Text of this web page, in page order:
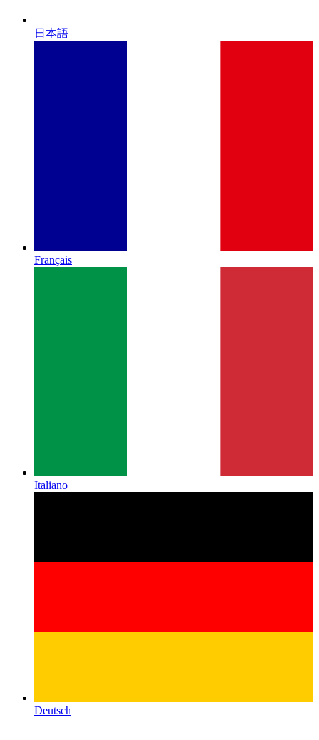
日本語
Français
Italiano
Deutsch